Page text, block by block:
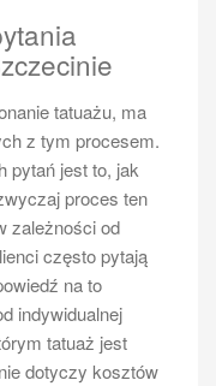
tatuażu, ma
z tym procesem.
pytań jest to, jak
proces ten
zależności od
często pytają
na to
indywidualnej
tatuaż jest
dotyczy kosztów